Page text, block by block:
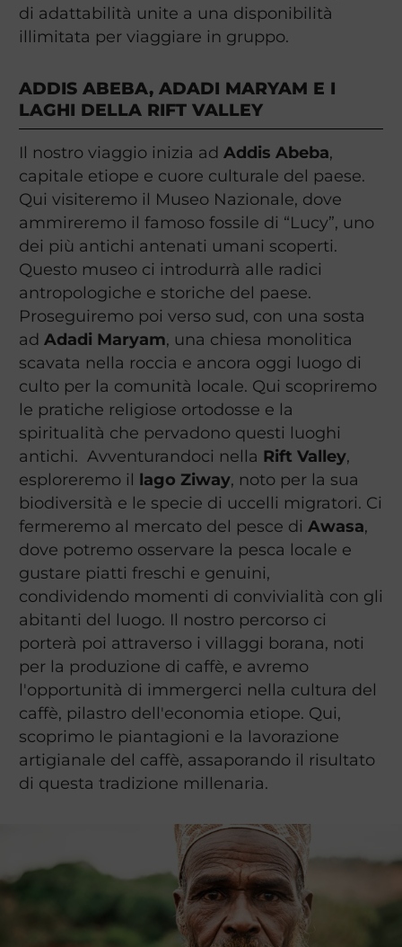
di adattabilità unite a una disponibilità
illimitata per viaggiare in gruppo.
ADDIS ABEBA, ADADI MARYAM E I
LAGHI DELLA RIFT VALLEY
Il nostro viaggio inizia ad Addis Abeba,
capitale etiope e cuore culturale del paese.
Qui visiteremo il Museo Nazionale, dove
ammireremo il famoso fossile di “Lucy”, uno
dei più antichi antenati umani scoperti.
Questo museo ci introdurrà alle radici
antropologiche e storiche del paese.
Proseguiremo poi verso sud, con una sosta
ad Adadi Maryam, una chiesa monolitica
scavata nella roccia e ancora oggi luogo di
culto per la comunità locale. Qui scopriremo
le pratiche religiose ortodosse e la
spiritualità che pervadono questi luoghi
antichi. Avventurandoci nella Rift Valley,
esploreremo il lago Ziway, noto per la sua
biodiversità e le specie di uccelli migratori. Ci
fermeremo al mercato del pesce di Awasa,
dove potremo osservare la pesca locale e
gustare piatti freschi e genuini,
condividendo momenti di convivialità con gli
abitanti del luogo. Il nostro percorso ci
porterà poi attraverso i villaggi borana, noti
per la produzione di caffè, e avremo
l'opportunità di immergerci nella cultura del
caffè, pilastro dell'economia etiope. Qui,
scoprimo le piantagioni e la lavorazione
artigianale del caffè, assaporando il risultato
di questa tradizione millenaria.